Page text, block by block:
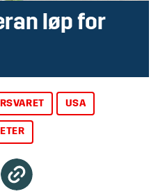
løp for
USA